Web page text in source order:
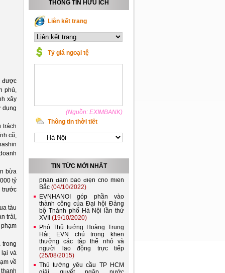
được
phủ,
xây
dụng
trách
cũ,
bừa
tỷ
trước
tàu
trải,
trong
lại và
về
THÔNG TIN HỮU ÍCH
Liên kết trang
Tỷ giá ngoại tệ
(Nguồn: EXIMBANK)
Thông tin thời tiết
TIN TỨC MỚI NHẤT
Việt Nam và Lào nên kết nối
lưới điện quốc gia
Đóng điện đường dây 220kV
Lào Cai - Bảo Thắng, góp
phần đảm bảo điện cho miền
Bắc(04/10/2022)
EVNHANOI góp phần vào
thành công của Đại hội Đảng
bộ Thành phố Hà Nội lần thứ
XVII (19/10/2020)
Phó Thủ tướng Hoàng Trung
Hải: EVN chú trọng khen
thưởng các tập thể nhỏ và
người lao động trực tiếp
(25/08/2015)
Thủ tướng yêu cầu TP HCM
giải quyết ngập nước